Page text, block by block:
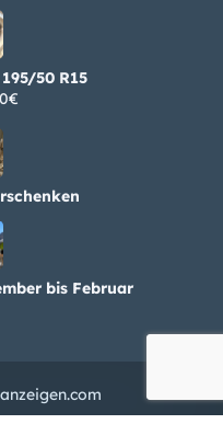
50 R15
bis Februar